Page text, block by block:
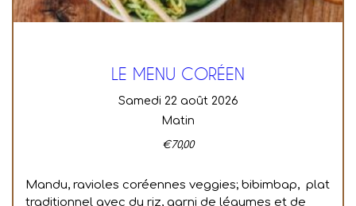
LE MENU CORÉEN
samedi 22 août 2026
Matin
€70,00
Mandu, ravioles coréennes veggies; bibimbap, plat
traditionnel avec du riz, garni de légumes et de